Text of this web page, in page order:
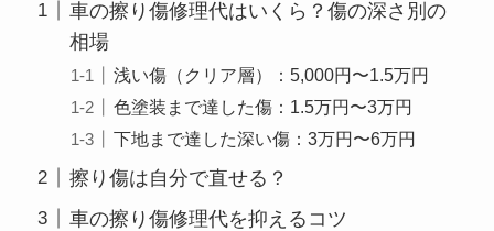
車の擦り傷修理代はいくら？傷の深さ別の
相場
浅い傷（クリア層）：5,000円〜1.5万円
色塗装まで達した傷：1.5万円〜3万円
下地まで達した深い傷：3万円〜6万円
擦り傷は自分で直せる？
車の擦り傷修理代を抑えるコツ